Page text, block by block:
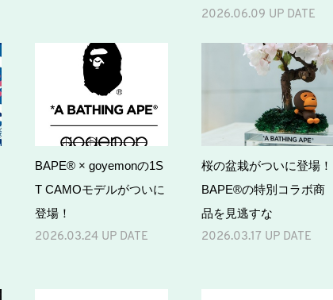
2026.06.09 UP DATE
BAPE® × goyemonの1S
T CAMOモデルがついに
登場！
2026.03.24 UP DATE
桜の盆栽がついに登場！
BAPE®の特別コラボ商
品を見逃すな
2026.03.17 UP DATE